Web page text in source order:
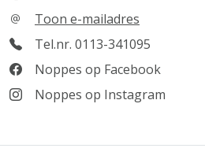
Toon e-mailadres
Tel.nr. 0113-341095
Noppes op Facebook
Noppes op Instagram